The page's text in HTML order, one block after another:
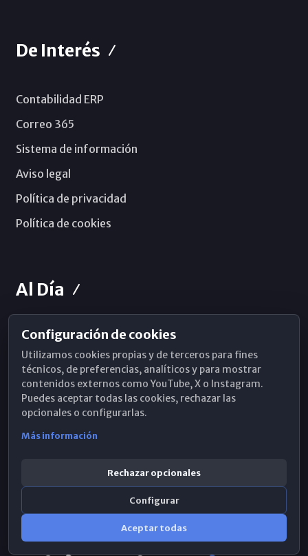
De Interés
Contabilidad ERP
Correo 365
Sistema de información
Aviso legal
Política de privacidad
Política de cookies
Al Día
Horarios de Misa
Hemeroteca
WhatsApp
Configuración de cookies
Utilizamos cookies propias y de terceros para fines
técnicos, de preferencias, analíticos y para mostrar
contenidos externos como YouTube, X o Instagram.
Puedes aceptar todas las cookies, rechazar las
opcionales o configurarlas.
Más información
Rechazar opcionales
Configurar
Aceptar todas